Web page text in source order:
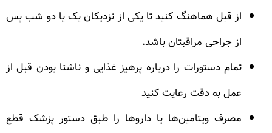
از قبل هماهنگ کنید تا یکی از نزدیکان یک یا دو شب پس
از جراحی مراقبتان باشد.
تمام دستورات را درباره پرهیز غذایی و ناشتا بودن قبل از
عمل به دقت رعایت کنید
مصرف ویتامین‌ها یا داروها را طبق دستور پزشک قطع